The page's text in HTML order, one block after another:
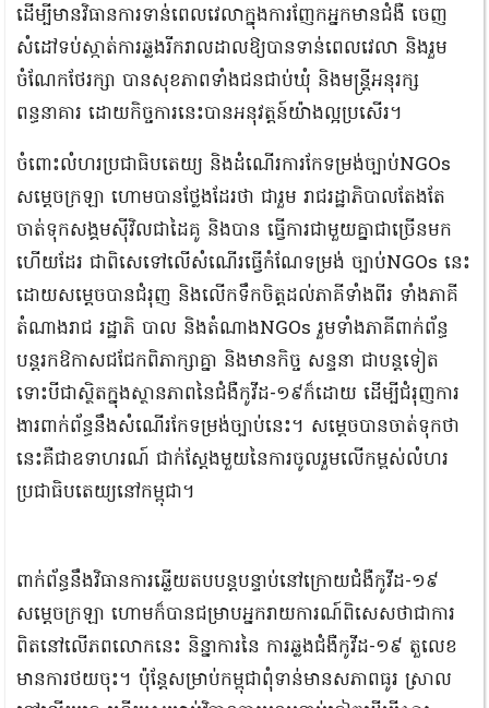
ដើម្បីមានវិធានការទាន់ពេលវេលាក្នុងការញែកអ្នកមានជំងឺ ចេញ
សំដៅទប់ស្កាត់ការឆ្លងរីករាលដាលឱ្យបានទាន់ពេលវេលា និងរួម
ចំណែកថែរក្សា បានសុខភាពទាំងជនជាប់ឃុំ និងមន្រ្តីអនុរក្ស
ពន្ធនាគារ ដោយកិច្ចការនេះបានអនុវត្តន៍យ៉ាងល្អប្រសើរ។
ចំពោះលំហរប្រជាធិបតេយ្យ និងដំណើរការកែទម្រង់ច្បាប់NGOs
សម្ដេចក្រឡា ហោមបានថ្លែងដែរថា ជារួម រាជរដ្ឋាភិបាលតែងតែ
ចាត់ទុកសង្គមស៊ីវិលជាដៃគូ និងបាន ធ្វើការជាមួយគ្នាជាច្រើនមក
ហើយដែរ ជាពិសេទៅលើសំណើរធ្វើកំណែទម្រង់ ច្បាប់NGOs នេះ
ដោយសម្ដេចបានជំរុញ និងលើកទឹកចិត្តដល់ភាគីទាំងពីរ ទាំងភាគី
តំណាងរាជ រដ្ឋាភិ បាល និងតំណាងNGOs រួមទាំងភាគីពាក់ព័ន្ធ
បន្តរកឱកាសជជែកពិភាក្សាគ្នា និងមានកិច្ច សន្ទនា ជាបន្តទៀត
ទោះបីជាស្ថិតក្នុងស្ថានភាពនៃជំងឺកូវីដ-១៩ក៏ដោយ ដើម្បីជំរុញការ
ងារពាក់ព័ន្ធនឹងសំណើរកែទម្រង់ច្បាប់នេះ។ សម្ដេចបានចាត់ទុកថា
នេះគឺជាឧទាហរណ៍ ជាក់ស្ដែងមួយនៃការចូលរួមលើកម្ពស់លំហរ
ប្រជាធិបតេយ្យនៅកម្ពុជា។
ពាក់ព័ន្ធនឹងវិធានការឆ្លើយតបបន្តបន្ទាប់នៅក្រោយជំងឺកូវីដ-១៩
សម្ដេចក្រឡា ហោមក៏បានជម្រាបអ្នករាយការណ៍ពិសេសថាជាការ
ពិតនៅលើភពលោកនេះ និន្នាការនៃ ការឆ្លងជំងឺកូវីដ-១៩ តួលេខ
មានការថយចុះ។ ប៉ុន្តែសម្រាប់កម្ពុជាពុំទាន់មានសភាពធូរ ស្រាល